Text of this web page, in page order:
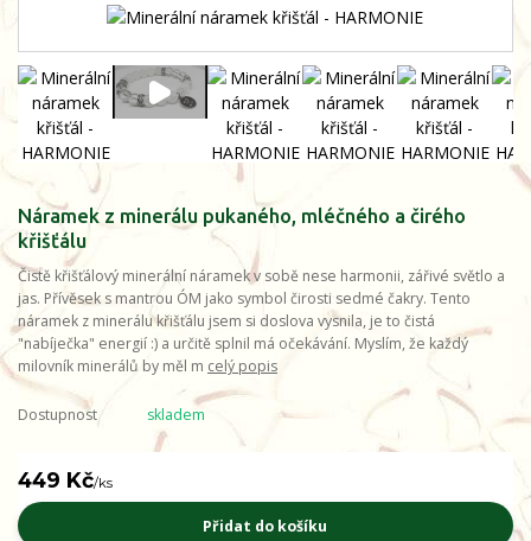
Náramek z minerálu pukaného, mléčného a čirého
křišťálu
Čistě křišťálový minerální náramek v sobě nese harmonii, zářivé světlo a
jas. Přívěsek s mantrou ÓM jako symbol čirosti sedmé čakry. Tento
náramek z minerálu křišťálu jsem si doslova vysnila, je to čistá
"nabíječka" energií :) a určitě splnil má očekávání. Myslím, že každý
milovník minerálů by měl m celý popis
Dostupnost skladem
449 Kč/ks
Přidat do košíku